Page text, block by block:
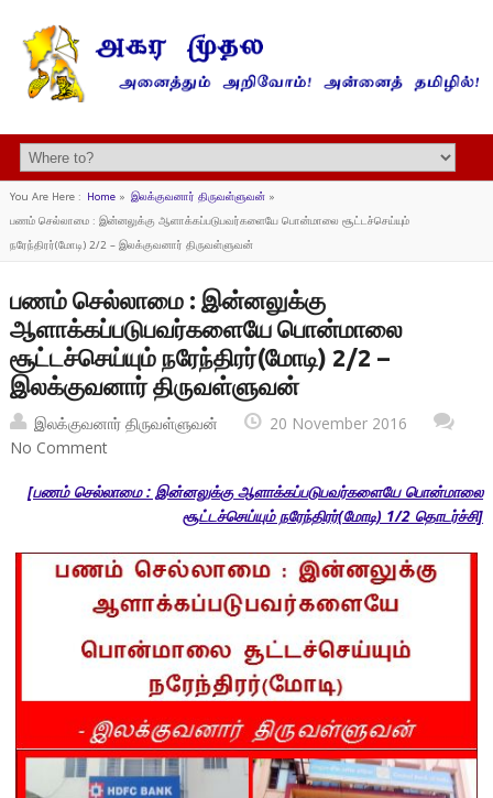
You Are Here : Home» இலக்குவனார் திருவள்ளுவன்»
பணம் செல்லாமை : இன்னலுக்கு ஆளாக்கப்படுபவர்களையே பொன்மாலை சூட்டச்செய்யும்
நரேந்திரர்(மோடி) 2/2 – இலக்குவனார் திருவள்ளுவன்
பணம் செல்லாமை : இன்னலுக்கு
ஆளாக்கப்படுபவர்களையே பொன்மாலை
சூட்டச்செய்யும் நரேந்திரர்(மோடி) 2/2 –
இலக்குவனார் திருவள்ளுவன்
இலக்குவனார் திருவள்ளுவன்
20 November 2016
No Comment
[பணம் செல்லாமை : இன்னலுக்கு ஆளாக்கப்படுபவர்களையே பொன்மாலை
சூட்டச்செய்யும் நரேந்திரர்(மோடி) 1/2 தொடர்ச்சி]